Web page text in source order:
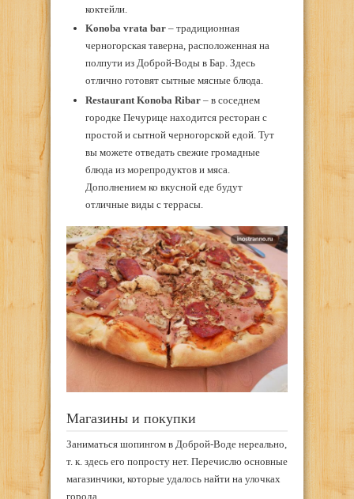
коктейли.
Konoba vrata bar– традиционная
черногорская таверна, расположенная на
полпути из Доброй-Воды в Бар. Здесь
отлично готовят сытные мясные блюда.
Restaurant Konoba Ribar– в соседнем
городке Печурице находится ресторан с
простой и сытной черногорской едой. Тут
вы можете отведать свежие громадные
блюда из морепродуктов и мяса.
Дополнением ко вкусной еде будут
отличные виды с террасы.
Магазины и покупки
Заниматься шопингом в Доброй-Воде нереально,
т. к. здесь его попросту нет. Перечислю основные
магазинчики, которые удалось найти на улочках
города.